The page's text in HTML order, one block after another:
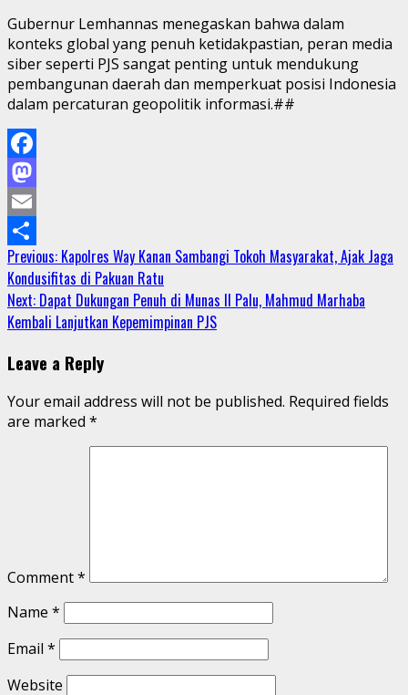
Gubernur Lemhannas menegaskan bahwa dalam
konteks global yang penuh ketidakpastian, peran media
siber seperti PJS sangat penting untuk mendukung
pembangunan daerah dan memperkuat posisi Indonesia
dalam percaturan geopolitik informasi.##
Facebook
Mastodon
Email
Share
Continue
Reading
Previous: Kapolres Way Kanan Sambangi Tokoh Masyarakat, Ajak Jaga
Kondusifitas di Pakuan Ratu
Next: Dapat Dukungan Penuh di Munas II Palu, Mahmud Marhaba
Kembali Lanjutkan Kepemimpinan PJS
Leave a Reply
Your email address will not be published. Required fields
are marked *
Comment*
Name *
Email *
Website